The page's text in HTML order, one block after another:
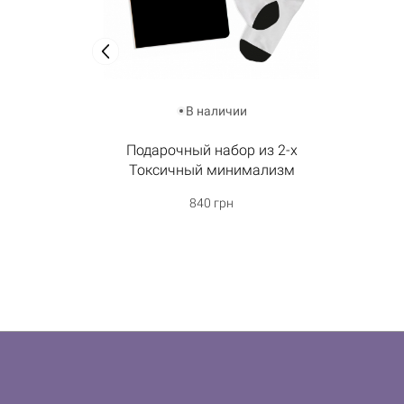
В наличии
Подарочный набор из 2-х
Токсичный минимализм
840 грн